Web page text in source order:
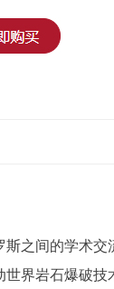
之间的学术
界岩石爆破技